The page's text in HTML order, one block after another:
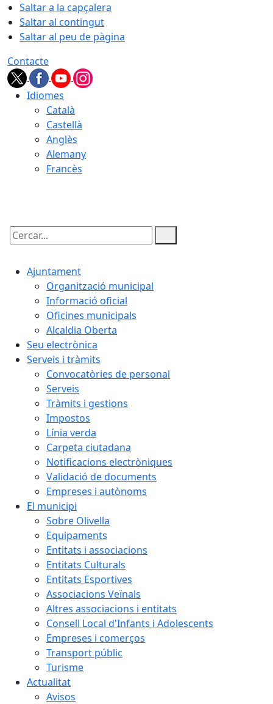
Saltar a la capçalera
Saltar al contingut
Saltar al peu de pàgina
Contacte
Idiomes
Català
Castellà
Anglès
Alemany
Francès
Cercar:
Ajuntament
Organització municipal
Informació oficial
Oficines municipals
Alcaldia Oberta
Seu electrònica
Serveis i tràmits
Convocatòries de personal
Serveis
Tràmits i gestions
Impostos
Línia verda
Carpeta ciutadana
Notificacions electròniques
Validació de documents
Empreses i autònoms
El municipi
Sobre Olivella
Equipaments
Entitats i associacions
Entitats Culturals
Entitats Esportives
Associacions Veïnals
Altres associacions i entitats
Consell Local d'Infants i Adolescents
Empreses i comerços
Transport públic
Turisme
Actualitat
Avisos